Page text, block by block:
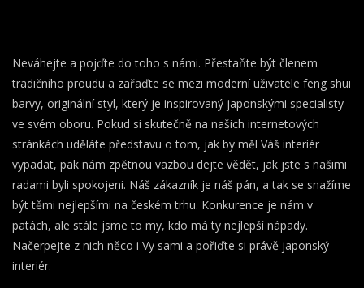
Neváhejte a pojďte do toho s námi. Přestaňte být členem
tradičního proudu a zařaďte se mezi moderní uživatele feng shui
barvy, originální styl, který je inspirovaný japonskými specialisty
ve svém oboru. Pokud si skutečně na našich internetových
stránkách uděláte představu o tom, jak by měl Váš interiér
vypadat, pak nám zpětnou vazbou dejte vědět, jak jste s našimi
radami byli spokojeni. Náš zákazník je náš pán, a tak se snažíme
být těmi nejlepšími na českém trhu. Konkurence je nám v
patách, ale stále jsme to my, kdo má ty nejlepší nápady.
Načerpejte z nich něco i Vy sami a pořiďte si právě japonský
interiér.